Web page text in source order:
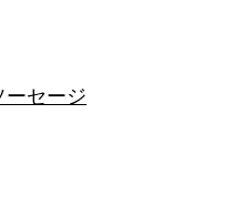
セージ